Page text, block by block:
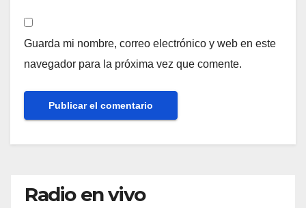
Guarda mi nombre, correo electrónico y web en este
navegador para la próxima vez que comente.
Radio en vivo